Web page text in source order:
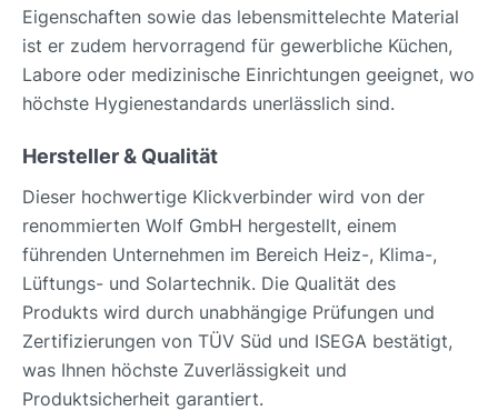
Eigenschaften sowie das lebensmittelechte Material
ist er zudem hervorragend für gewerbliche Küchen,
Labore oder medizinische Einrichtungen geeignet, wo
höchste Hygienestandards unerlässlich sind.
Hersteller & Qualität
Dieser hochwertige Klickverbinder wird von der
renommierten Wolf GmbH hergestellt, einem
führenden Unternehmen im Bereich Heiz-, Klima-,
Lüftungs- und Solartechnik. Die Qualität des
Produkts wird durch unabhängige Prüfungen und
Zertifizierungen von TÜV Süd und ISEGA bestätigt,
was Ihnen höchste Zuverlässigkeit und
Produktsicherheit garantiert.